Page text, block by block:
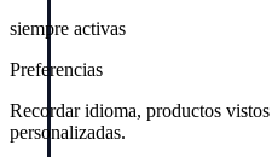
siempre activas
Preferencias
Recordar idioma, productos
personalizadas.